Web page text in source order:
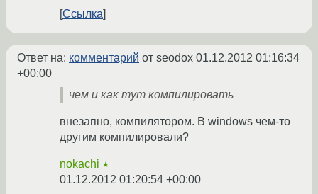
Ссылка
Ответ на: комментарий от seodox 01.12.2012 01:16:34
+00:00
чем и как тут компилировать
внезапно, компилятором. В windows чем-то
другим компилировали?
nokachi ★
01.12.2012 01:20:54 +00:00